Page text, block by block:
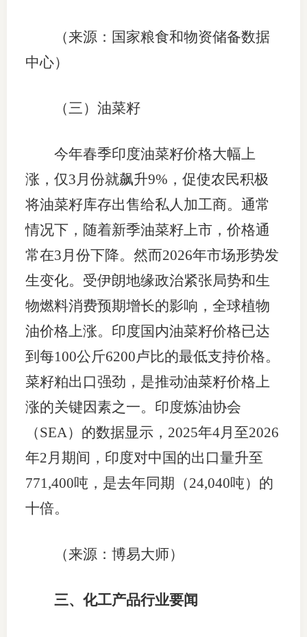
（来源：国家粮食和物资储备数据
中心）
（三）油菜籽
今年春季印度油菜籽价格大幅上
涨，仅3月份就飙升9%，促使农民积极
将油菜籽库存出售给私人加工商。通常
情况下，随着新季油菜籽上市，价格通
常在3月份下降。然而2026年市场形势发
生变化。受伊朗地缘政治紧张局势和生
物燃料消费预期增长的影响，全球植物
油价格上涨。印度国内油菜籽价格已达
到每100公斤6200卢比的最低支持价格。
菜籽粕出口强劲，是推动油菜籽价格上
涨的关键因素之一。印度炼油协会
（SEA）的数据显示，2025年4月至2026
年2月期间，印度对中国的出口量升至
771,400吨，是去年同期（24,040吨）的
十倍。
（来源：博易大师）
三、化工产品行业要闻